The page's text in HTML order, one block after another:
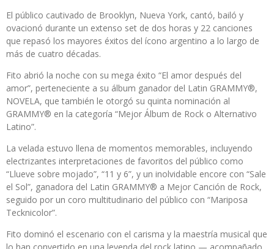
El público cautivado de Brooklyn, Nueva York, cantó, bailó y
ovacionó durante un extenso set de dos horas y 22 canciones
que repasó los mayores éxitos del ícono argentino a lo largo de
más de cuatro décadas.
Fito abrió la noche con su mega éxito “El amor después del
amor”, perteneciente a su álbum ganador del Latin GRAMMY®,
NOVELA, que también le otorgó su quinta nominación al
GRAMMY® en la categoría “Mejor Álbum de Rock o Alternativo
Latino”.
La velada estuvo llena de momentos memorables, incluyendo
electrizantes interpretaciones de favoritos del público como
“Llueve sobre mojado”, “11 y 6”, y un inolvidable encore con “Sale
el Sol”, ganadora del Latin GRAMMY® a Mejor Canción de Rock,
seguido por un coro multitudinario del público con “Mariposa
Tecknicolor”.
Fito dominó el escenario con el carisma y la maestría musical que